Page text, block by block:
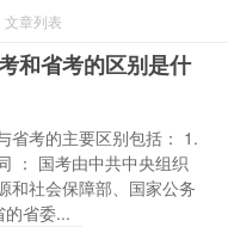
文章列表
和省考的区别是什
省考的主要区别包括： 1.
： 国考由中共中央组织
和社会保障部、国家公务
的省委...